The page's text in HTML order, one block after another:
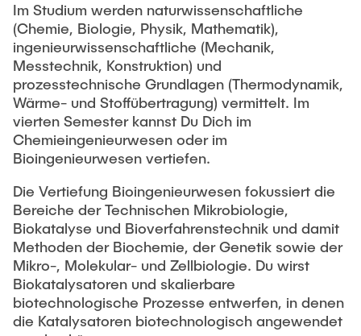
Im Studium werden naturwissenschaftliche
(Chemie, Biologie, Physik, Mathematik),
ingenieurwissenschaftliche (Mechanik,
Messtechnik, Konstruktion) und
prozesstechnische Grundlagen (Thermodynamik,
Wärme- und Stoffübertragung) vermittelt. Im
vierten Semester kannst Du Dich im
Chemieingenieurwesen oder im
Bioingenieurwesen vertiefen.
Die Vertiefung Bioingenieurwesen fokussiert die
Bereiche der Technischen Mikrobiologie,
Biokatalyse und Bioverfahrenstechnik und damit
Methoden der Biochemie, der Genetik sowie der
Mikro-, Molekular- und Zellbiologie. Du wirst
Biokatalysatoren und skalierbare
biotechnologische Prozesse entwerfen, in denen
die Katalysatoren biotechnologisch angewendet